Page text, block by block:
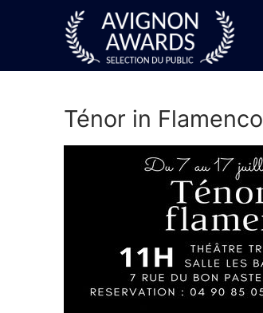
Ténor in Flamenco